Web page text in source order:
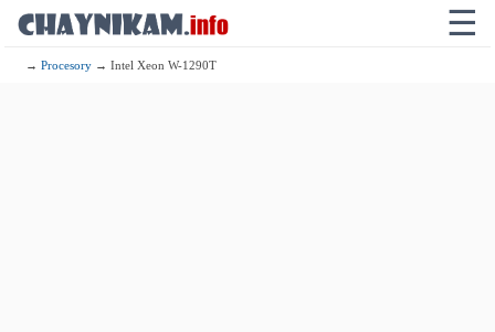
☰
→Procesory → Intel Xeon W-1290T